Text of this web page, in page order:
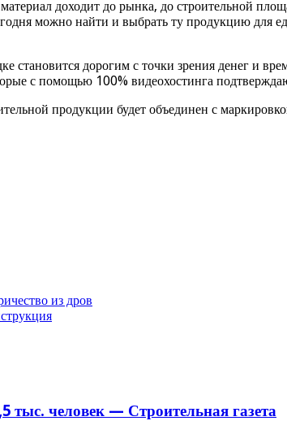
доходит до рынка, до строительной
можно найти и выбрать ту продукцию для
становится дорогим с точки зрения денег и
с помощью 100% видеохостинга
продукции будет объединен с
из дров
тыс. человек — Строительная газета